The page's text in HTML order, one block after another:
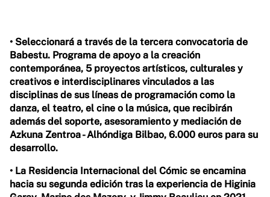
• Seleccionará a través de la tercera convocatoria de
Babestu. Programa de apoyo a la creación
contemporánea, 5 proyectos artísticos, culturales y
creativos e interdisciplinares vinculados a las
disciplinas de sus líneas de programación como la
danza, el teatro, el cine o la música, que recibirán
además del soporte, asesoramiento y mediación de
Azkuna Zentroa - Alhóndiga Bilbao, 6.000 euros para su
desarrollo.
• La Residencia Internacional del Cómic se encamina
hacia su segunda edición tras la experiencia de Higinia